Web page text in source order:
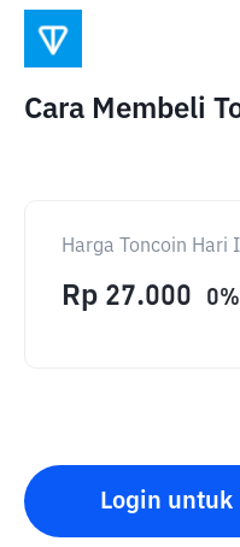
Cara Membeli
Harga Toncoin Hari
Rp 27.000 0%
Login untuk